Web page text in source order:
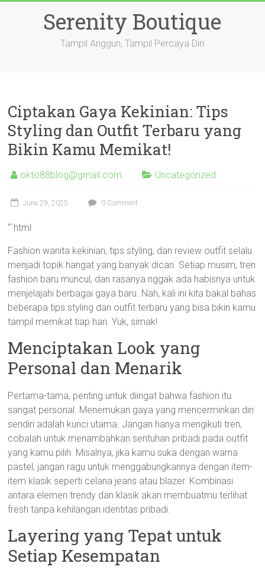
Serenity Boutique
Tampil Anggun, Tampil Percaya Diri
Ciptakan Gaya Kekinian: Tips
Styling dan Outfit Terbaru yang
Bikin Kamu Memikat!
okto88blog@gmail.com Uncategorized
June 29, 2025 0 Comment
“`html
Fashion wanita kekinian, tips styling, dan review outfit selalu
menjadi topik hangat yang banyak dicari. Setiap musim, tren
fashion baru muncul, dan rasanya nggak ada habisnya untuk
menjelajahi berbagai gaya baru. Nah, kali ini kita bakal bahas
beberapa tips styling dan outfit terbaru yang bisa bikin kamu
tampil memikat tiap hari. Yuk, simak!
Menciptakan Look yang
Personal dan Menarik
Pertama-tama, penting untuk diingat bahwa fashion itu
sangat personal. Menemukan gaya yang mencerminkan diri
sendiri adalah kunci utama. Jangan hanya mengikuti tren,
cobalah untuk menambahkan sentuhan pribadi pada outfit
yang kamu pilih. Misalnya, jika kamu suka dengan warna
pastel, jangan ragu untuk menggabungkannya dengan item-
item klasik seperti celana jeans atau blazer. Kombinasi
antara elemen trendy dan klasik akan membuatmu terlihat
fresh tanpa kehilangan identitas pribadi.
Layering yang Tepat untuk
Setiap Kesempatan